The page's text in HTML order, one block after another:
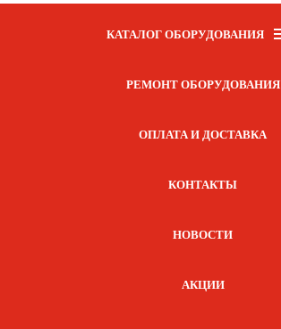
КАТАЛОГ ОБОРУДОВАНИЯ
РЕМОНТ ОБОРУДОВАНИЯ
ОПЛАТА И ДОСТАВКА
КОНТАКТЫ
НОВОСТИ
АКЦИИ